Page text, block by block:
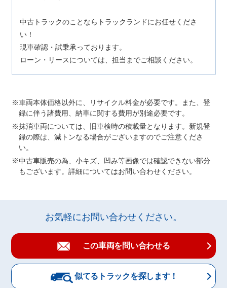
中古トラックのことならトラックランドにお任せくださ
い！
現車確認・試乗承っております。
ローン・リースについては、担当までご相談ください。
車両本体価格以外に、リサイクル料金が必要です。また、登
録に伴う諸費用、納車に関する費用が別途必要です。
抹消車両については、旧車検時の積載量となります。新規登
録の際は、減トンなる場合がございますのでご注意くださ
い。
中古車販売の為、小キズ、凹み等画像では確認できない部分
もございます。詳細についてはお問い合わせください。
お気軽にお問い合わせください。
この車両を問い合わせる
似てるトラックを探します！